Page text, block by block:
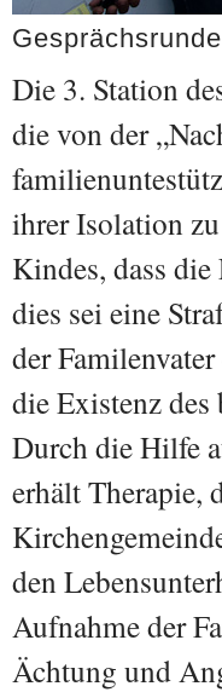
Gesprächsrunde
Die 3. Station
die von der
ihrer Isolation
Kindes, dass
dies sei eine
der
die Existenz
Durch die Hilfe
erhält Therapie,
den
Aufnahme der
Ächtung und